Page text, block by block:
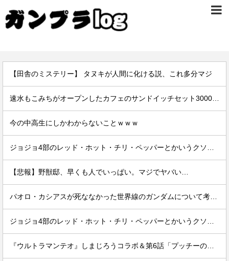
【田舎のミステリー】 タヌキが人間に化ける説、これ多分マジ
今の中高生にしかわからないことｗｗｗ
【悲報】野獣邸、早くも人でいっぱい。マジでヤバい…